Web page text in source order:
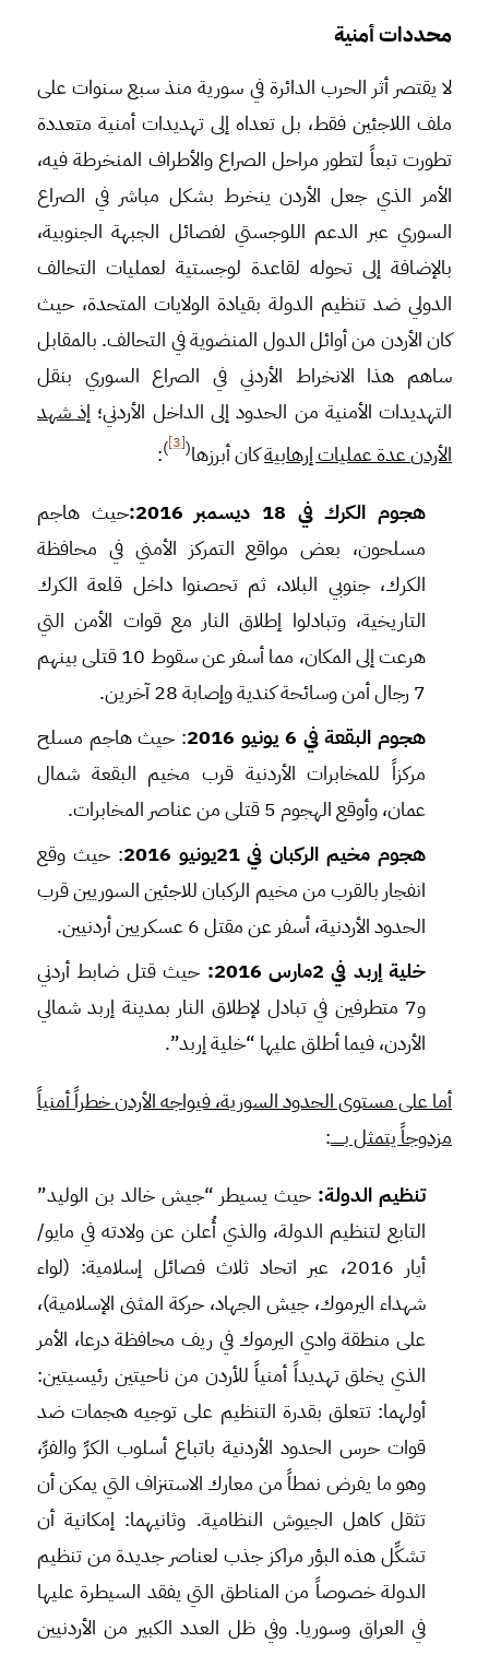
محددات أمنية
لا يقتصر أثر الحرب الدائرة في سورية منذ سبع سنوات على
ملف اللاجئين فقط، بل تعداه إلى تهديدات أمنية متعددة
تطورت تبعاً لتطور مراحل الصراع والأطراف المنخرطة فيه،
الأمر الذي جعل الأردن ينخرط بشكل مباشر في الصراع
السوري عبر الدعم اللوجستي لفصائل الجبهة الجنوبية،
بالإضافة إلى تحوله لقاعدة لوجستية لعمليات التحالف
الدولي ضد تنظيم الدولة بقيادة الولايات المتحدة، حيث
كان الأردن من أوائل الدول المنضوية في التحالف. بالمقابل
ساهم هذا الانخراط الأردني في الصراع السوري بنقل
التهديدات الأمنية من الحدود إلى الداخل الأردني؛ إذ شهد
الأردن عدة عمليات إرهابيةكان أبرزها(
[3]
)
:
هجوم الكرك في 18 ديسمبر 2016:
حيث هاجم
مسلحون، بعض مواقع التمركز الأمني في محافظة
الكرك، جنوبي البلاد، ثم تحصنوا داخل قلعة الكرك
التاريخية، وتبادلوا إطلاق النار مع قوات الأمن التي
هرعت إلى المكان، مما أسفر عن سقوط 10 قتلى بينهم
7 رجال أمن وسائحة كندية وإصابة 28 آخرين.
هجوم البقعة في 6 يونيو 2016
: حيث هاجم مسلح
مركزاً للمخابرات الأردنية قرب مخيم البقعة شمال
عمان، وأوقع الهجوم 5 قتلى من عناصر المخابرات.
هجوم مخيم الركبان في 21يونيو 2016
: حيث وقع
انفجار بالقرب من مخيم الركبان للاجئين السوريين قرب
الحدود الأردنية، أسفر عن مقتل 6 عسكريين أردنيين.
خلية إربد في 2مارس 2016:
حيث قتل ضابط أردني
و7 متطرفين في تبادل لإطلاق النار بمدينة إربد شمالي
الأردن، فيما أطلق عليها “خلية إربد”.
أما على مستوى الحدود السورية، فيواجه الأردن خطراً أمنياً
مزدوجاً يتمثل بــــــ:
تنظيم الدولة: حيث يسيطر “جيش خالد بن الوليد”
التابع لتنظيم الدولة، والذي أُعلن عن ولادته في مايو/
أيار 2016، عبر اتحاد ثلاث فصائل إسلامية: (لواء
شهداء اليرموك، جيش الجهاد، حركة المثنى الإسلامية)،
على منطقة وادي اليرموك في ريف محافظة درعا، الأمر
الذي يخلق تهديداً أمنياً للأردن من ناحيتين رئيسيتين:
أولهما: تتعلق بقدرة التنظيم على توجيه هجمات ضد
قوات حرس الحدود الأردنية باتباع أسلوب الكرِّ والفرِّ،
وهو ما يفرض نمطاً من معارك الاستنزاف التي يمكن أن
تثقل كاهل الجيوش النظامية. وثانيهما: إمكانية أن
تشكِّل هذه البؤر مراكز جذب لعناصر جديدة من تنظيم
الدولة خصوصاً من المناطق التي يفقد السيطرة عليها
في العراق وسوريا. وفي ظل العدد الكبير من الأردنيين